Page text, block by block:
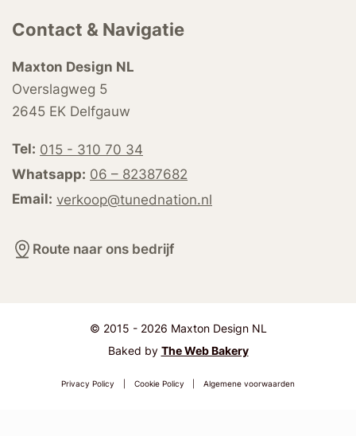
Contact & Navigatie
Maxton Design NL
Overslagweg 5
2645 EK Delfgauw
Tel: 015 - 310 70 34
Whatsapp: 06 – 82387682
Email: verkoop@tunednation.nl
Route naar ons bedrijf
© 2015 - 2026 Maxton Design NL
Baked by The Web Bakery
Privacy Policy Cookie Policy Algemene voorwaarden